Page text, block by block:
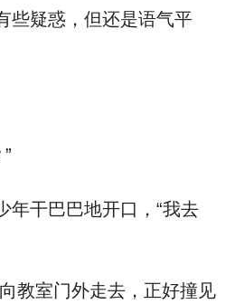
疑惑，但还是语气平
干巴巴地开口，“我去
室门外走去，正好撞见